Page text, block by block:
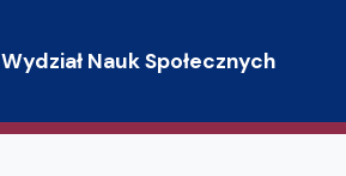
Wydział Nauk Społecznych